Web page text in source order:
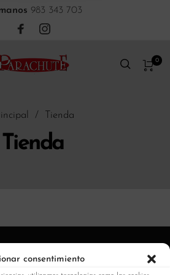
consentimiento
983 343 703
0
/ Tienda
Tienda